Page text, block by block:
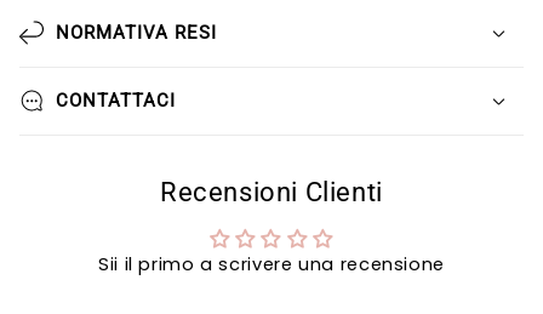
NORMATIVA RESI
CONTATTACI
Recensioni Clienti
Sii il primo a scrivere una recensione